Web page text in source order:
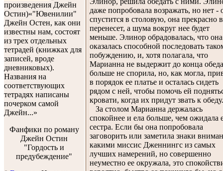
произведения Джейн
Остин)«"Ювенилии"
Джейн Остен, как они
известны нам, состоят
из трех отдельных
тетрадей (книжках для
записей, вроде
дневниковых).
Названия на
соответствующих
тетрадях написаны
почерком самой
Джейн...»
Фанфики по роману
Джейн Остин
"Гордость и
предубеждение"
даже попробовала возражать, но нет -
спустится в столовую, она прекрасно
перенесет, а шума вокруг нее будет
меньше. Элинор обрадовалась, что она
оказалась способной последовать
побуждению, и, хотя полагала, что
Марианна не выдержит до конца
больше не спорила, но, как могла,
в порядок ее платье и осталась сидеть
рядом с ней, чтобы помочь ей
кровати, когда их придут звать к обеду.
За столом Марианна держалась
спокойнее и ела больше, чем ожидала
сестра. Если бы она попробовала
заговорить или заметила знаки
какими миссис Дженнингс из самых
лучших намерений, но совершенно
неуместно ее окружала, это